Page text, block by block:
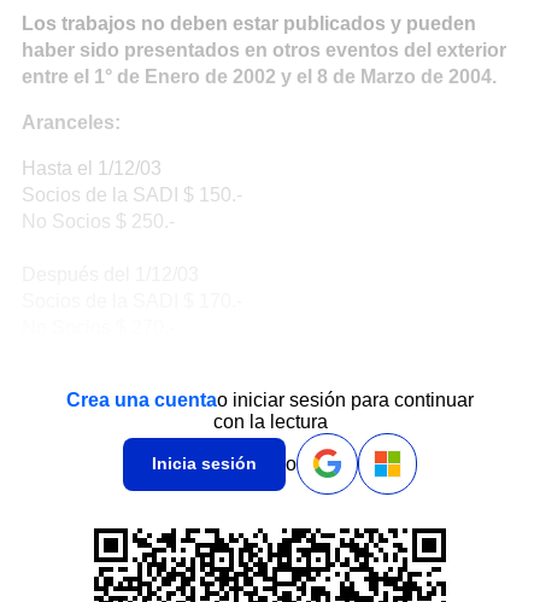
Los trabajos no deben estar publicados y pueden
haber sido presentados en otros eventos del exterior
entre el 1° de Enero de 2002 y el 8 de Marzo de 2004.
Aranceles:
Hasta el 1/12/03
Socios de la SADI $ 150.-
No Socios $ 250.-
Crea una cuentao iniciar sesión para continuar
con la lectura
Inicia sesión o